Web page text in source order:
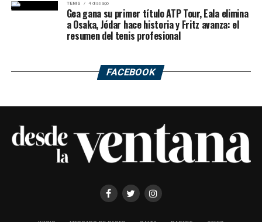
TENIS 4 días ago
Gea gana su primer título ATP Tour, Eala elimina
a Osaka, Jódar hace historia y Fritz avanza: el
resumen del tenis profesional
FACEBOOK